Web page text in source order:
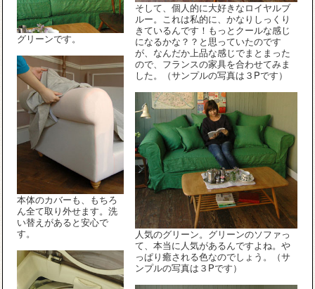
グリーンです。
本体のカバーも、もちろ
ん全て取り外せます。洗
い替えがあると安心で
す。
そして、個人的に大好きなロイヤルブ
ルー。これは私的に、かなりしっくり
きているんです！もっとクールな感じ
になるかな？？と思っていたのです
が、なんだか上品な感じでまとまった
ので、フランスの家具を合わせてみま
した。（サンプルの写真は３Pです）
人気のグリーン。グリーンのソファっ
て、本当に人気があるんですよね。や
っぱり癒される色なのでしょう。（サ
ンプルの写真は３Pです）